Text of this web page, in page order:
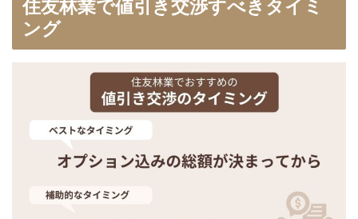
住友林業で値引き交渉すべきタイミ
ング